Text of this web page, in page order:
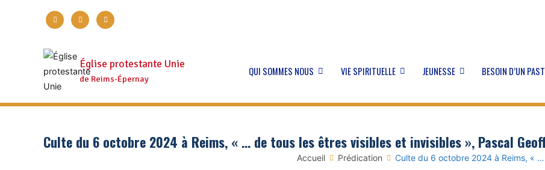
facebooktwitterinstagram
Église protestante Unie
de Reims-Épernay
QUI SOMMES NOUS VIE SPIRITUELLE JEUNESSE BESOIN D’UN
Culte du 6 octobre 2024 à Reims, « … de tous les êtres visibles et invisibles », Pascal
Accueil Prédication Culte du 6 octobre 2024 à Reims, «